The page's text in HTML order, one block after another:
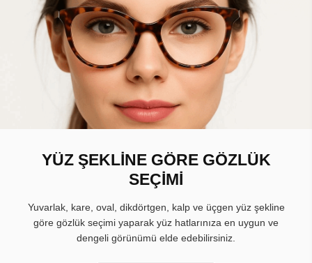
YÜZ ŞEKLİNE GÖRE GÖZLÜK
SEÇİMİ
Yuvarlak, kare, oval, dikdörtgen, kalp ve üçgen yüz şekline
göre gözlük seçimi yaparak yüz hatlarınıza en uygun ve
dengeli görünümü elde edebilirsiniz.